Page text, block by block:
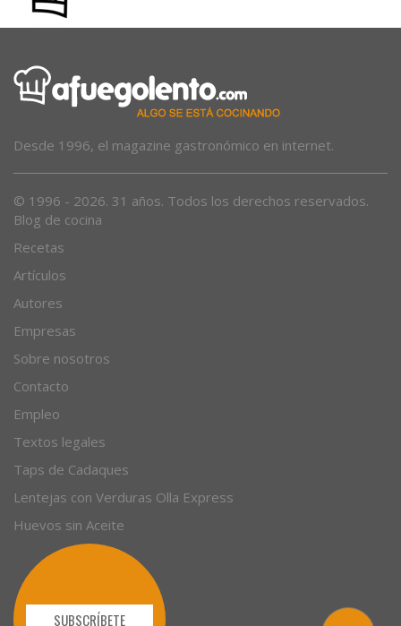
Desde 1996, el magazine gastronómico en internet.
© 1996 - 2026. 31 años. Todos los derechos reservados.
Blog de cocina
Recetas
Artículos
Autores
Empresas
Sobre nosotros
Contacto
Empleo
Textos legales
Taps de Cadaques
Lentejas con Verduras Olla Express
Huevos sin Aceite
SUBSCRÍBETE